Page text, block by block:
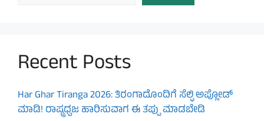
Recent Posts
Har Ghar Tiranga 2026: ತಿರಂಗಾದೊಂದಿಗೆ ಸೆಲ್ಫಿ ಅಪ್ಲೋಡ್
ಮಾಡಿ! ರಾಷ್ಟ್ರಧ್ವಜ ಹಾರಿಸುವಾಗ ಈ ತಪ್ಪು ಮಾಡಬೇಡಿ